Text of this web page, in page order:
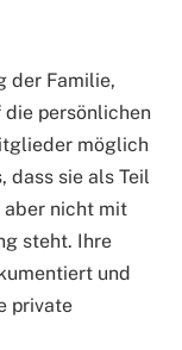
der Familie,
persönlichen
möglich
dass sie als Teil
aber nicht mit
steht. Ihre
und
private